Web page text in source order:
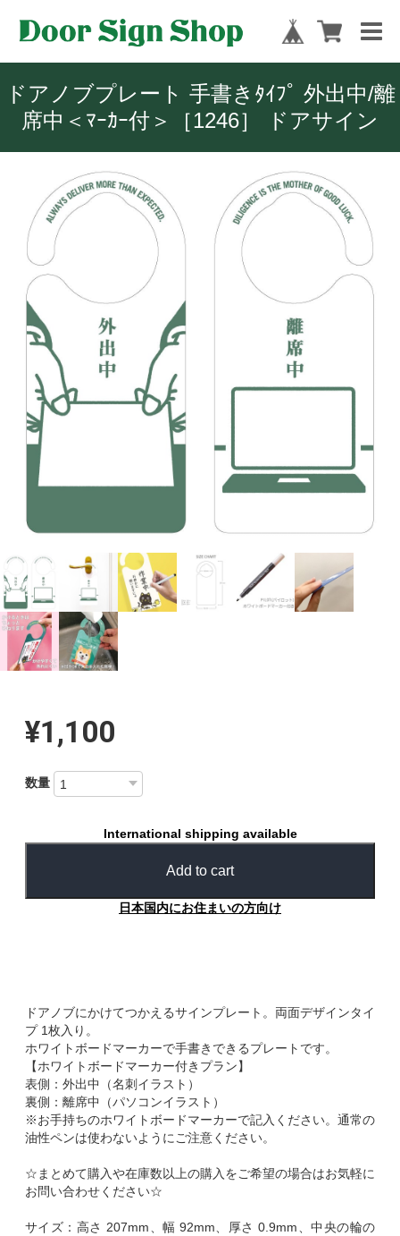
ドアノブプレート 手書きﾀｲﾌﾟ 外出中/離
席中＜ﾏｰｶｰ付＞［1246］ ドアサイン
¥1,100
数量
International shipping available
Add to cart
日本国内にお住まいの方向け
ドアノブにかけてつかえるサインプレート。両面デザインタイ
プ 1枚入り。
ホワイトボードマーカーで手書きできるプレートです。
【ホワイトボードマーカー付きプラン】
表側：外出中（名刺イラスト）
裏側：離席中（パソコンイラスト）
※お手持ちのホワイトボードマーカーで記入ください。通常の
油性ペンは使わないようにご注意ください。
☆まとめて購入や在庫数以上の購入をご希望の場合はお気軽に
お問い合わせください☆
サイズ：高さ 207mm、幅 92mm、厚さ 0.9mm、中央の輪の